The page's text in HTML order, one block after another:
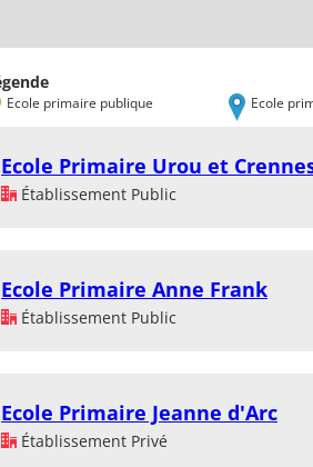
Ecole primaire publique Ecole
Ecole Primaire Urou et
Établissement Public
Ecole Primaire Anne Frank
Établissement Public
Ecole Primaire Jeanne d'Arc
Établissement Privé